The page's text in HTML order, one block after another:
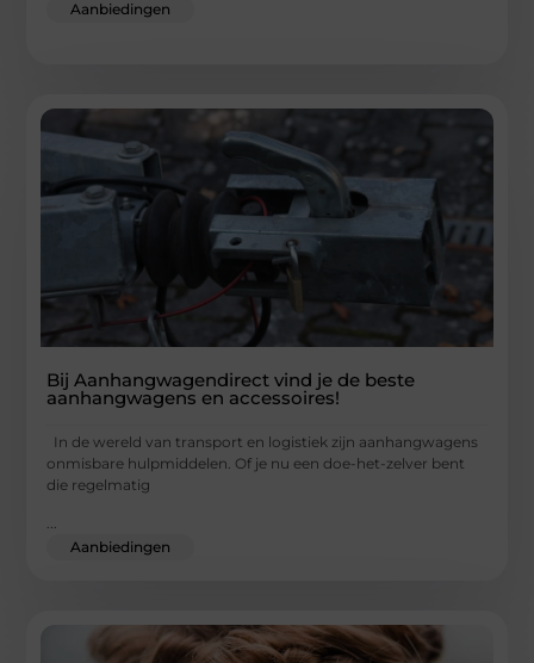
Aanbiedingen
Bij Aanhangwagendirect vind je de beste
aanhangwagens en accessoires!
In de wereld van transport en logistiek zijn aanhangwagens
onmisbare hulpmiddelen. Of je nu een doe-het-zelver bent
die regelmatig
...
Aanbiedingen